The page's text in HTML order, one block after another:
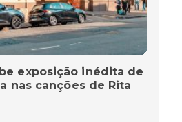
exposição inédita de
nas canções de Rita